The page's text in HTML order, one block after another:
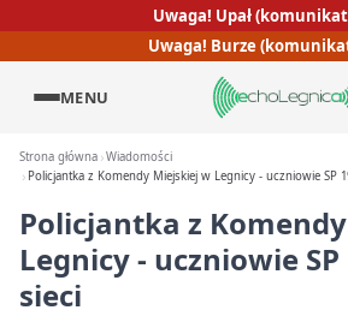
Uwaga! Upał (komunikat
Uwaga! Burze
MENU
Strona główna Wiadomości
Policjantka z Komendy Miejskiej w Legnicy - uczniowie SP
Policjantka z
Legnicy - uczniowie
sieci